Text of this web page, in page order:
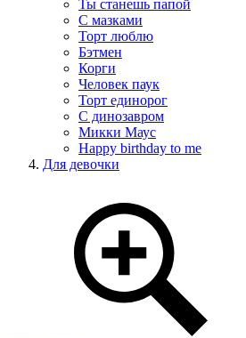
Ты станешь папой
С мазками
Торт люблю
Бэтмен
Корги
Человек паук
Торт единорог
С динозавром
Микки Маус
Happy birthday to me
Для девочки